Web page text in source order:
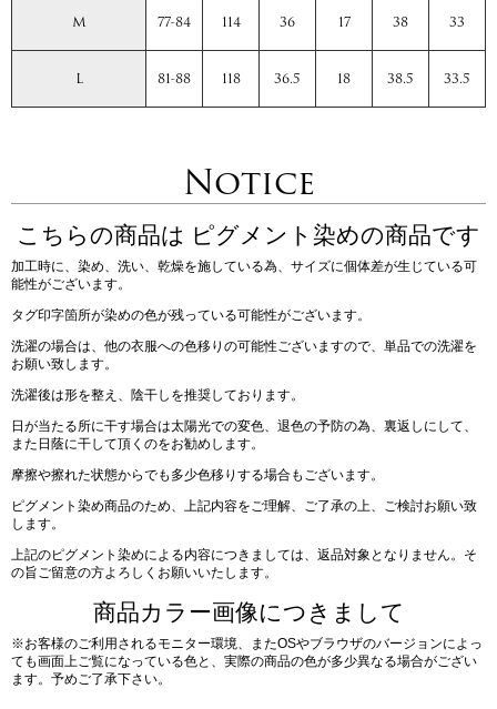
M 77-84 114 36 17 38 33
L 81-88 118 36.5 18 38.5 33.5
Notice
こちらの商品は ピグメント染めの商品です
加工時に、染め、洗い、乾燥を施している為、サイズに個体差が生じている可
能性がございます。
タグ印字箇所が染めの色が残っている可能性がございます。
洗濯の場合は、他の衣服への色移りの可能性ございますので、単品での洗濯を
お願い致します。
洗濯後は形を整え、陰干しを推奨しております。
日が当たる所に干す場合は太陽光での変色、退色の予防の為、裏返しにして、
また日蔭に干して頂くのをお勧めします。
摩擦や擦れた状態からでも多少色移りする場合もございます。
ピグメント染め商品のため、上記内容をご理解、ご了承の上、ご検討お願い致
します。
上記のピグメント染めによる内容につきましては、返品対象となりません。そ
の旨ご留意の方よろしくお願いいたします。
商品カラー画像につきまして
※お客様のご利用されるモニター環境、またOSやブラウザのバージョンによっ
ても画面上ご覧になっている色と、実際の商品の色が多少異なる場合がござい
ます。予めご了承下さい。